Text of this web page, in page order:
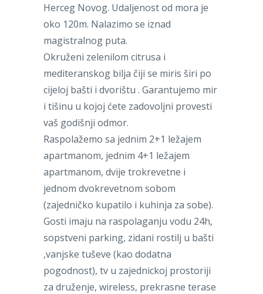
Herceg Novog. Udaljenost od mora je
oko 120m. Nalazimo se iznad
magistralnog puta.
Okruženi zelenilom citrusa i
mediteranskog bilja čiji se miris širi po
cijeloj bašti i dvorištu . Garantujemo mir
i tišinu u kojoj ćete zadovoljni provesti
vaš godišnji odmor.
Raspolažemo sa jednim 2+1 ležajem
apartmanom, jednim 4+1 ležajem
apartmanom, dvije trokrevetne i
jednom dvokrevetnom sobom
(zajedničko kupatilo i kuhinja za sobe).
Gosti imaju na raspolaganju vodu 24h,
sopstveni parking, zidani rostilj u bašti
,vanjske tuševe (kao dodatna
pogodnost), tv u zajednickoj prostoriji
za druženje, wireless, prekrasne terase